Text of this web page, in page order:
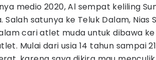
medio 2020, Al sempat keliling
satunya ke Teluk Dalam, Nias
cari atlet muda untuk dibawa
Mulai dari usia 14 tahun sampai